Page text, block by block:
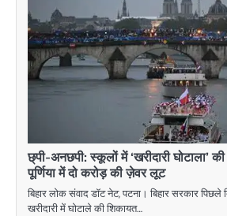
छ्पी-अनछपी: स्कूलों में ‘खरीदारी घोटाला’
पूर्णिया में दो करोड़ की ज़ेवर लूट
बिहार लोक संवाद डॉट नेट, पटना। बिहार सरकार
खरीदारी में घोटाले की शिकायत…